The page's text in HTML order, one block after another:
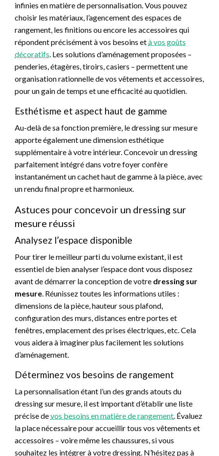
infinies en matière de personnalisation. Vous pouvez
choisir les matériaux, l’agencement des espaces de
rangement, les finitions ou encore les accessoires qui
répondent précisément à vos besoins età vos goûts
décoratifs. Les solutions d’aménagement proposées –
penderies, étagères, tiroirs, casiers – permettent une
organisation rationnelle de vos vêtements et accessoires,
pour un gain de temps et une efficacité au quotidien.
Esthétisme et aspect haut de gamme
Au-delà de sa fonction première, le dressing sur mesure
apporte également une dimension esthétique
supplémentaire à votre intérieur. Concevoir un dressing
parfaitement intégré dans votre foyer confère
instantanément un cachet haut de gamme à la pièce, avec
un rendu final propre et harmonieux.
Astuces pour concevoir un dressing sur
mesure réussi
Analysez l’espace disponible
Pour tirer le meilleur parti du volume existant, il est
essentiel de bien analyser l’espace dont vous disposez
avant de démarrer la conception de votre dressing sur
mesure. Réunissez toutes les informations utiles :
dimensions de la pièce, hauteur sous plafond,
configuration des murs, distances entre portes et
fenêtres, emplacement des prises électriques, etc. Cela
vous aidera à imaginer plus facilement les solutions
d’aménagement.
Déterminez vos besoins de rangement
La personnalisation étant l’un des grands atouts du
dressing sur mesure, il est important d’établir une liste
précise devos besoins en matière de rangement. Évaluez
la place nécessaire pour accueillir tous vos vêtements et
accessoires – voire même les chaussures, si vous
souhaitez les intégrer à votre dressing. N’hésitez pas à